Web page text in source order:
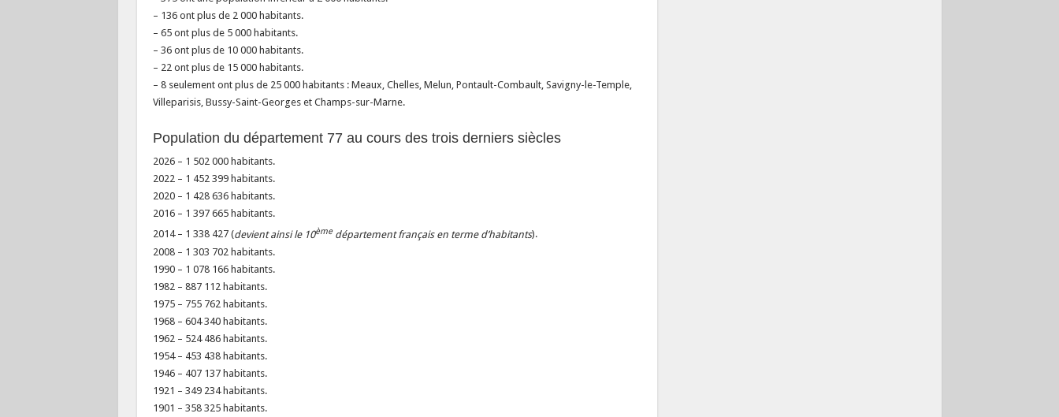
– 136 ont plus de 2 000 habitants.
– 65 ont plus de 5 000 habitants.
– 36 ont plus de 10 000 habitants.
– 22 ont plus de 15 000 habitants.
– 8 seulement ont plus de 25 000 habitants : Meaux, Chelles, Melun, Pontault-Combault, Savigny-le-Temple,
Villeparisis, Bussy-Saint-Georges et Champs-sur-Marne.
Population du département 77 au cours des trois derniers siècles
2026 – 1 502 000 habitants.
2022 – 1 452 399 habitants.
2020 – 1 428 636 habitants.
2016 – 1 397 665 habitants.
2014 – 1 338 427 (devient ainsi le 10èmedépartement français en terme d’habitants).
2008 – 1 303 702 habitants.
1990 – 1 078 166 habitants.
1982 – 887 112 habitants.
1975 – 755 762 habitants.
1968 – 604 340 habitants.
1962 – 524 486 habitants.
1954 – 453 438 habitants.
1946 – 407 137 habitants.
1921 – 349 234 habitants.
1901 – 358 325 habitants.